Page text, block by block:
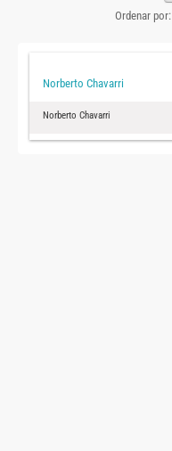
Ordenar por:
Norberto Chavarri
Norberto Chavarri